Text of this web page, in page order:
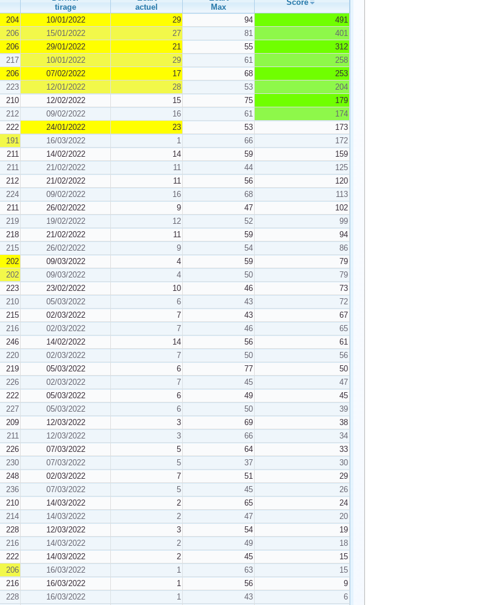
tirage
actuel
Max
Score
204 10/01/2022 29 94
491
206 15/01/2022 27 81
401
206 29/01/2022 21 55
312
217 10/01/2022 29 61
258
206 07/02/2022 17 68
253
223 12/01/2022 28 53
204
210 12/02/2022 15 75
179
212 09/02/2022 16 61
174
222 24/01/2022 23 53
173
191 16/03/2022 1 66
172
211 14/02/2022 14 59
159
211 21/02/2022 11 44
125
212 21/02/2022 11 56
120
224 09/02/2022 16 68
113
211 26/02/2022 9 47
102
219 19/02/2022 12 52
99
218 21/02/2022 11 59
94
215 26/02/2022 9 54
86
202 09/03/2022 4 59
79
202 09/03/2022 4 50
79
223 23/02/2022 10 46
73
210 05/03/2022 6 43
72
215 02/03/2022 7 43
67
216 02/03/2022 7 46
65
246 14/02/2022 14 56
61
220 02/03/2022 7 50
56
219 05/03/2022 6 77
50
226 02/03/2022 7 45
47
222 05/03/2022 6 49
45
227 05/03/2022 6 50
39
209 12/03/2022 3 69
38
211 12/03/2022 3 66
34
226 07/03/2022 5 64
33
230 07/03/2022 5 37
30
248 02/03/2022 7 51
29
236 07/03/2022 5 45
26
210 14/03/2022 2 65
24
214 14/03/2022 2 47
20
228 12/03/2022 3 54
19
216 14/03/2022 2 49
18
222 14/03/2022 2 45
15
206 16/03/2022 1 63
15
216 16/03/2022 1 56
9
228 16/03/2022 1 43 6